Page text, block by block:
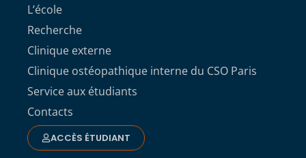
L’école
Recherche
Clinique externe
Clinique ostéopathique interne du CSO Paris
Service aux étudiants
Contacts
ACCÈS ÉTUDIANT